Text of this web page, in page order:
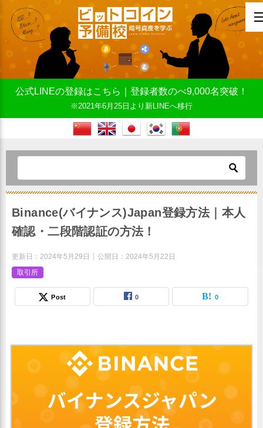
公式LINEの登録はこちら｜登録者数のべ9,000名突破！
※2021年6月25日より新LINEへ移行
Binance(バイナンス)Japan登録方法｜本人
確認・二段階認証の方法！
更新日： 2024年5月29日 公開日： 2024年5月22日
取引所
Post 0 0